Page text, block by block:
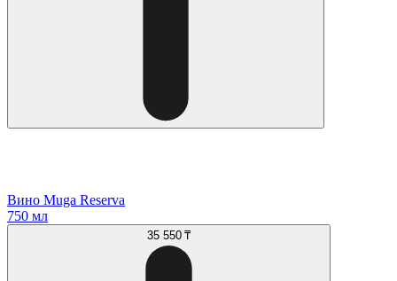
Вино Muga Reserva
750 мл
35 550 ₸